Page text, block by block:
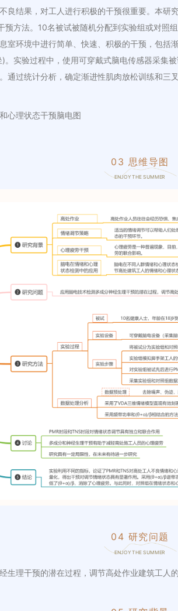
良结果，对工人进行积极的干预很重要。本研
预方法。10名被试被随机分配到实验组或对照
室环境中进行简单、快速、积极的干预，包括
。实验过程中，使用可穿戴式脑电传感器采集
通过统计分析，确定渐进性肌肉放松训练和三
心理状态干预脑电图
03 思维导图
ENJOY THE SUMMER
04 研究问题
ENJOY THE SUMMER
生理干预的潜在过程，调节高处作业建筑工人